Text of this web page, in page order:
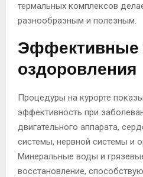
термальных комплексов
разнообразным и полезным.
оздоровления
Процедуры на курорте
эффективность при
двигательного аппарата,
системы, нервной системы и
Минеральные воды и
восстановление,